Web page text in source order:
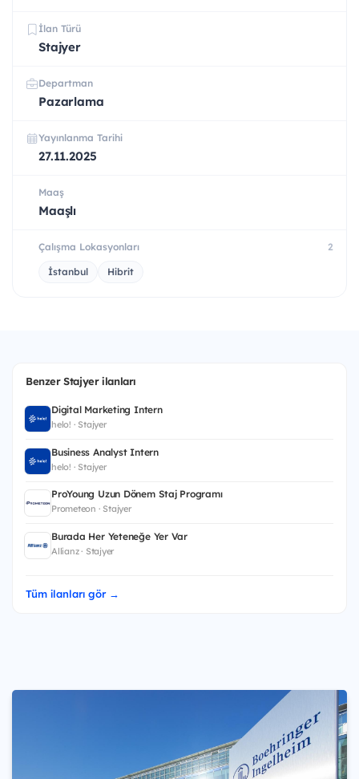
İlan Türü
Stajyer
Departman
Pazarlama
Yayınlanma Tarihi
27.11.2025
Maaş
Maaşlı
Çalışma Lokasyonları 2
İstanbul Hibrit
Benzer Stajyer ilanları
Digital Marketing Intern
helo! · Stajyer
Business Analyst Intern
helo! · Stajyer
ProYoung Uzun Dönem Staj Programı
Prometeon · Stajyer
Burada Her Yeteneğe Yer Var
Allianz · Stajyer
Tüm ilanları gör →